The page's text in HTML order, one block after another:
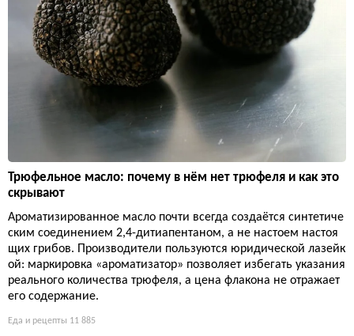
Трюфельное масло: почему в нём нет трюфеля и как это
скрывают
Ароматизированное масло почти всегда создаётся синтетиче
ским соединением 2,4-дитиапентаном, а не настоем настоя
щих грибов. Производители пользуются юридической лазейк
ой: маркировка «ароматизатор» позволяет избегать указания
реального количества трюфеля, а цена флакона не отражает
его содержание.
Еда и рецепты 11 885